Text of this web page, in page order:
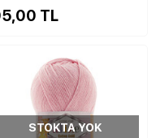
TL
STOKTA YOK